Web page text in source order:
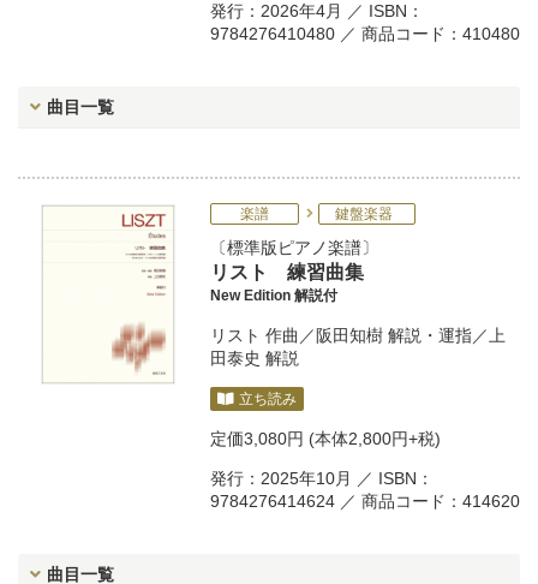
発行：2026年4月 ／ ISBN：
9784276410480 ／ 商品コード：410480
曲目一覧
楽譜 鍵盤楽器
標準版ピアノ楽譜
リスト 練習曲集
New Edition 解説付
リスト 作曲／ 阪田知樹 解説・運指／ 上
田泰史 解説
立ち読み
定価3,080円 (本体2,800円+税)
発行：2025年10月 ／ ISBN：
9784276414624 ／ 商品コード：414620
曲目一覧